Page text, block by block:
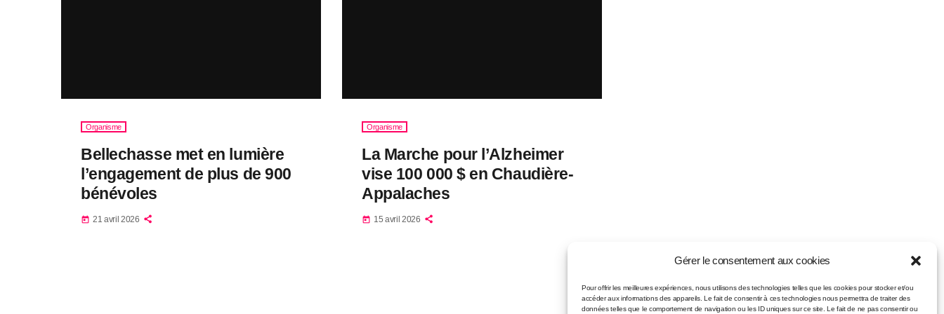
Gérer le consentement aux cookies
Pour offrir les meilleures expériences, nous utilisons des technologies telles que les cookies pour stocker et/ou
accéder aux informations des appareils. Le fait de consentir à ces technologies nous permettra de traiter des
données telles que le comportement de navigation ou les ID uniques sur ce site. Le fait de ne pas consentir ou
Organisme
Bellechasse met en lumière
l’engagement de plus de 900
bénévoles
today 21 avril 2026
Organisme
La Marche pour l’Alzheimer
vise 100 000 $ en Chaudière-
Appalaches
today 15 avril 2026